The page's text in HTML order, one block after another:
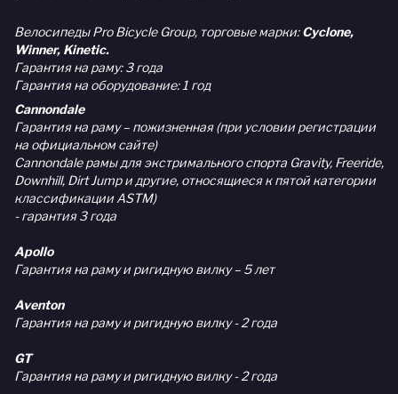
Велосипеды Pro Bicycle Group, торговые марки:Cyclone,
Winner, Kinetic.
Гарантия на раму: 3 года
Гарантия на оборудование: 1 год
Cannondale
Гарантия на раму – пожизненная (при условии регистрации
на официальном сайте)
Cannondale рамы для экстримального спорта Gravity, Freeride,
Downhill, Dirt Jump и другие, относящиеся к пятой категории
классификации ASTM)
- гарантия 3 года
Apollo
Гарантия на раму и ригидную вилку – 5 лет
Aventon
Гарантия на раму и ригидную вилку - 2 года
GT
Гарантия на раму и ригидную вилку - 2 года